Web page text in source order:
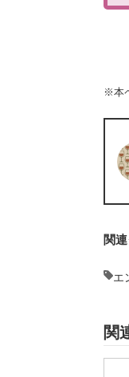
※本
関
エ
関